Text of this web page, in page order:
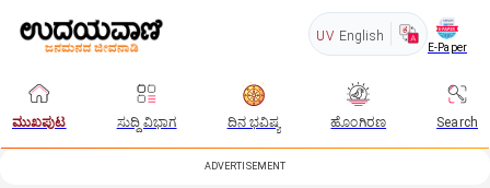
UV English
E-Paper
ಮುಖಪುಟ ಸುದ್ದಿ ವಿಭಾಗ ದಿನ ಭವಿಷ್ಯ ಹೊಂಗಿರಣ Search
ADVERTISEMENT